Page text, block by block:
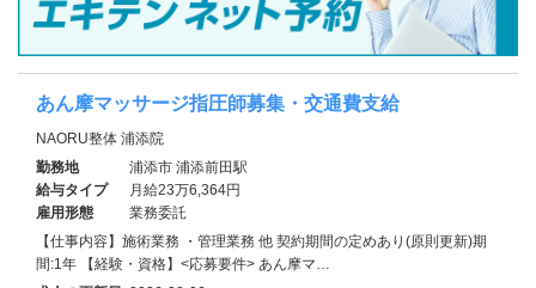
あん摩マッサージ指圧師募集・交通費支給
NAORU整体 浦添院
勤務地
浦添市 浦添前田駅
給与タイプ
月給23万6,364円
雇用形態
業務委託
【仕事内容】施術業務 ・管理業務 他 契約期間の定めあり(原則更新)期
間:1年 【経験・資格】<応募要件> あん摩マ…